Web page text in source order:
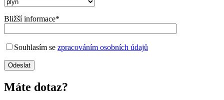
Bližší informace*
Souhlasím se zpracováním osobních údajů
Máte dotaz?